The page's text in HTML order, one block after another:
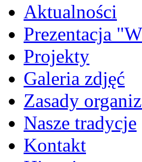
Aktualności
Prezentacja
Projekty
Galeria zdjęć
Zasady
Nasze tradycje
Kontakt